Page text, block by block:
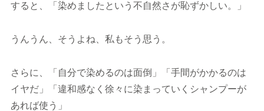
すると、「染めましたという不自然さが恥ずかしい。」
うんうん、そうよね、私もそう思う。
さらに、「自分で染めるのは面倒」「手間がかかるのは
イヤだ」「違和感なく徐々に染まっていくシャンプーが
あれば使う」